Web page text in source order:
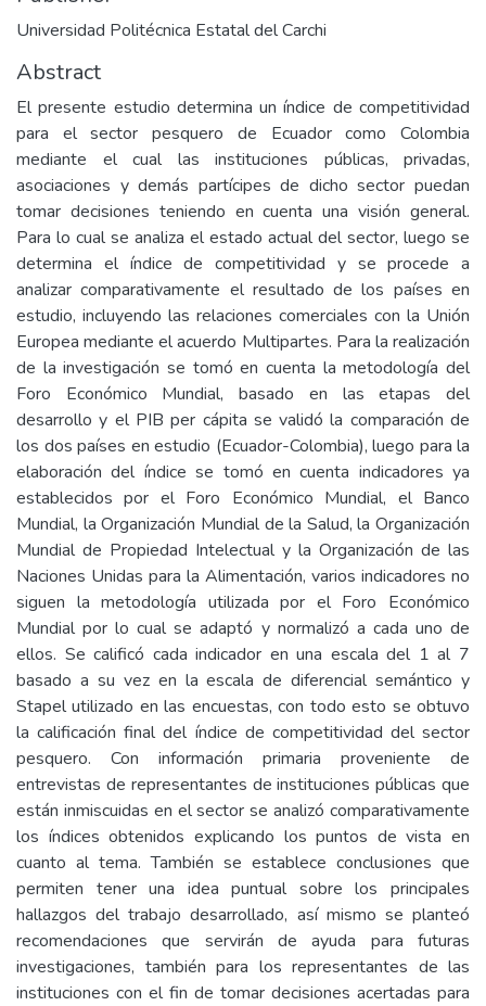
Universidad Politécnica Estatal del Carchi
Abstract
El presente estudio determina un índice de competitividad
para el sector pesquero de Ecuador como Colombia
mediante el cual las instituciones públicas, privadas,
asociaciones y demás partícipes de dicho sector puedan
tomar decisiones teniendo en cuenta una visión general.
Para lo cual se analiza el estado actual del sector, luego se
determina el índice de competitividad y se procede a
analizar comparativamente el resultado de los países en
estudio, incluyendo las relaciones comerciales con la Unión
Europea mediante el acuerdo Multipartes. Para la realización
de la investigación se tomó en cuenta la metodología del
Foro Económico Mundial, basado en las etapas del
desarrollo y el PIB per cápita se validó la comparación de
los dos países en estudio (Ecuador-Colombia), luego para la
elaboración del índice se tomó en cuenta indicadores ya
establecidos por el Foro Económico Mundial, el Banco
Mundial, la Organización Mundial de la Salud, la Organización
Mundial de Propiedad Intelectual y la Organización de las
Naciones Unidas para la Alimentación, varios indicadores no
siguen la metodología utilizada por el Foro Económico
Mundial por lo cual se adaptó y normalizó a cada uno de
ellos. Se calificó cada indicador en una escala del 1 al 7
basado a su vez en la escala de diferencial semántico y
Stapel utilizado en las encuestas, con todo esto se obtuvo
la calificación final del índice de competitividad del sector
pesquero. Con información primaria proveniente de
entrevistas de representantes de instituciones públicas que
están inmiscuidas en el sector se analizó comparativamente
los índices obtenidos explicando los puntos de vista en
cuanto al tema. También se establece conclusiones que
permiten tener una idea puntual sobre los principales
hallazgos del trabajo desarrollado, así mismo se planteó
recomendaciones que servirán de ayuda para futuras
investigaciones, también para los representantes de las
instituciones con el fin de tomar decisiones acertadas para